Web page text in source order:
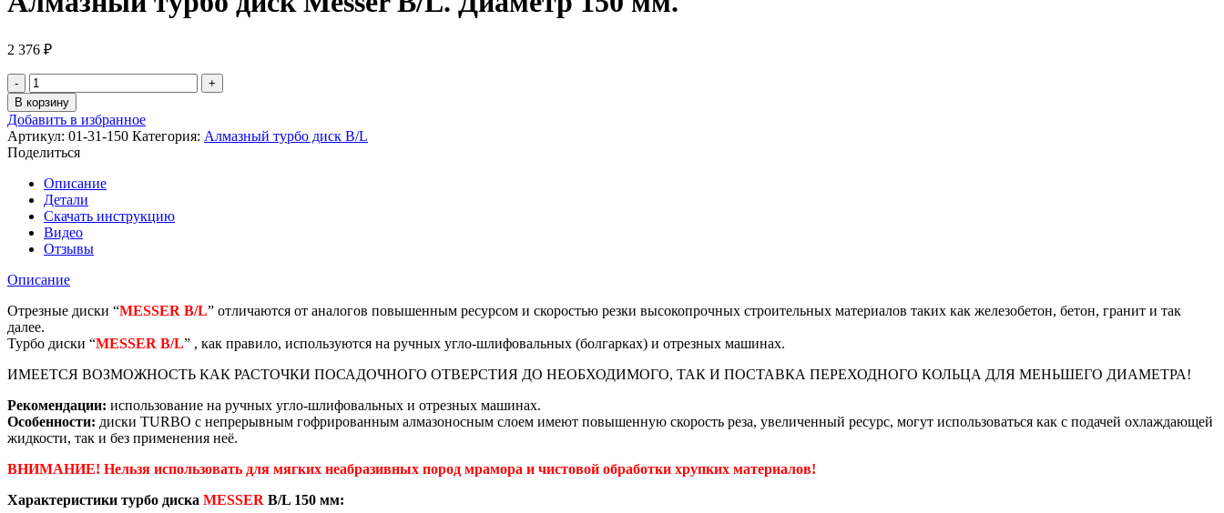
2 376 ₽
Количество
товара
Алмазный
турбо
диск
Messer
B/L.
Диаметр
150
мм.
В корзину
Добавить в избранное
Артикул: 01-31-150 Категория: Алмазный турбо диск B/L
Поделиться
Описание
Детали
Скачать инструкцию
Видео
Отзывы
Описание
Отрезные диски “MESSER B/L” отличаются от аналогов повышенным ресурсом и скоростью резки высокопрочных строительных материалов таких как железобетон, бетон, гранит и так
далее.
Турбо диски “MESSER B/L” , как правило, используются на ручных угло-шлифовальных (болгарках) и отрезных машинах.
ИМЕЕТСЯ ВОЗМОЖНОСТЬ КАК РАСТОЧКИ ПОСАДОЧНОГО ОТВЕРСТИЯ ДО НЕОБХОДИМОГО, ТАК И ПОСТАВКА ПЕРЕХОДНОГО КОЛЬЦА ДЛЯ МЕНЬШЕГО ДИАМЕТРА!
Рекомендации: использование на ручных угло-шлифовальных и отрезных машинах.
Особенности: диски TURBO с непрерывным гофрированным алмазоносным слоем имеют повышенную скорость реза, увеличенный ресурс, могут использоваться как с подачей охлаждающей
жидкости, так и без применения неё.
ВНИМАНИЕ! Нельзя использовать для мягких неабразивных пород мрамора и чистовой обработки хрупких материалов!
Характеристики турбо диска MESSER B/L 150 мм: